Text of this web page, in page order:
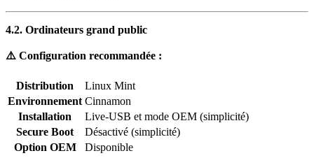
4.2. Ordinateurs grand public
⚠️ Configuration recommandée :
Distribution
Linux Mint
Environnement Cinnamon
Installation
Live-USB et mode OEM (simplicité)
Secure Boot
Désactivé (simplicité)
Option OEM
Disponible